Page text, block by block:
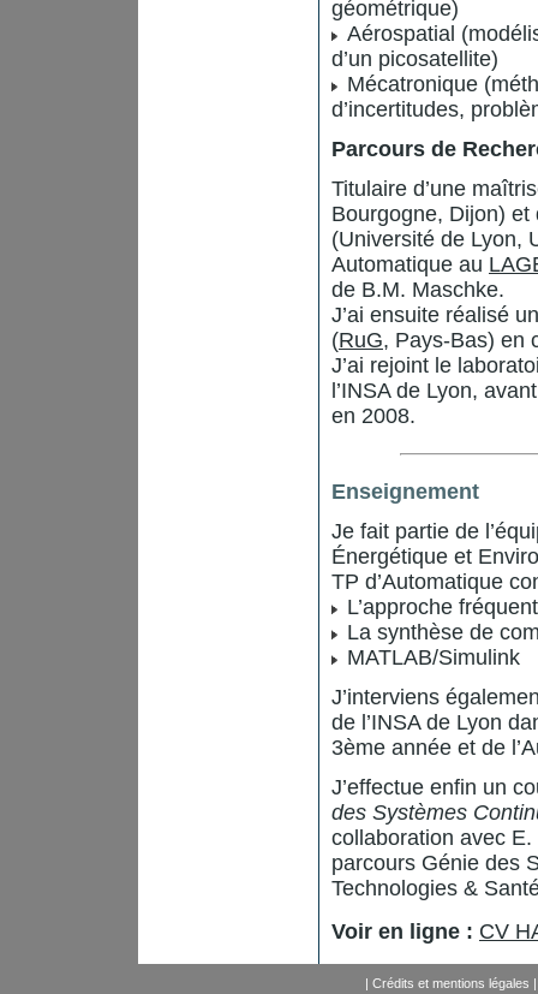
géométrique)
Aérospatial
d’un picosatellite)
Mécatronique
d’incertitudes,
Parcours de
Titulaire d’une
Bourgogne, Dijon) et
(Université de Lyon,
Automatique au
de B.M. Maschke.
J’ai ensuite réalisé
(RuG, Pays-Bas) en
J’ai rejoint le
l’INSA de Lyon,
en 2008.
Enseignement
Je fait partie de
Énergétique et
TP d’Automatique
L’approche
La synthèse de
MATLAB/Simulink
J’interviens
de l’INSA de Lyon
3ème année et de
J’effectue enfin un
des Systèmes
collaboration avec
parcours Génie des
Technologies &
Voir en ligne : CV
| Crédits et mentions légales